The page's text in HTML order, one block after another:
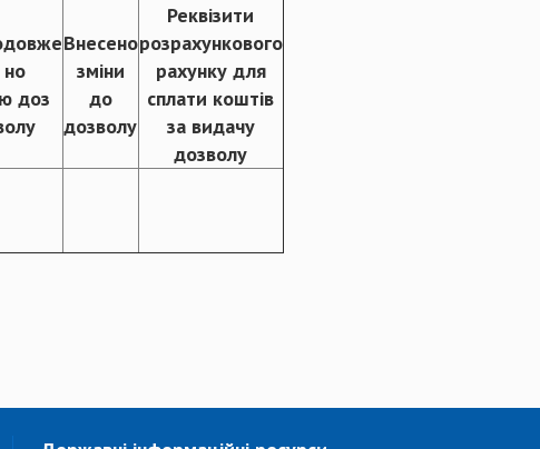
но
доз
Внесено
зміни
до
дозволу
Реквізити
розрахункового
рахунку для
сплати коштів
за видачу
дозволу